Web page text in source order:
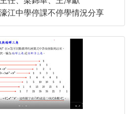
江中學停課不停學情況分享